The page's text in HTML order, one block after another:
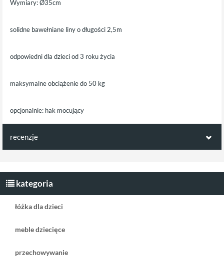
Wymiary:Ø35cm
solidne bawełniane liny o długości 2,5m
odpowiedni dla dzieci od 3 roku życia
maksymalne obciążenie do 50 kg
opcjonalnie: hak mocujący
recenzje
Napisz pierwszą recenzję jako klient!
kategoria
łóżka dla dzieci
meble dziecięce
przechowywanie